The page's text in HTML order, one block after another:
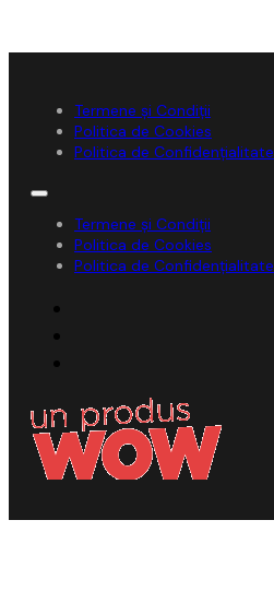
Termene și Condiții
Politica de Cookies
Politica de Confidențialitate
Termene și Condiții
Politica de Cookies
Politica de Confidențialitate